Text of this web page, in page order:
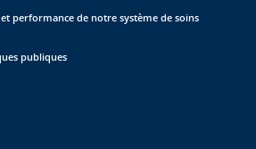
performance de notre système de soins
publiques